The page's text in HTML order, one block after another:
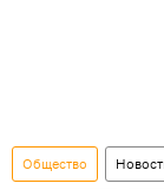
Общество